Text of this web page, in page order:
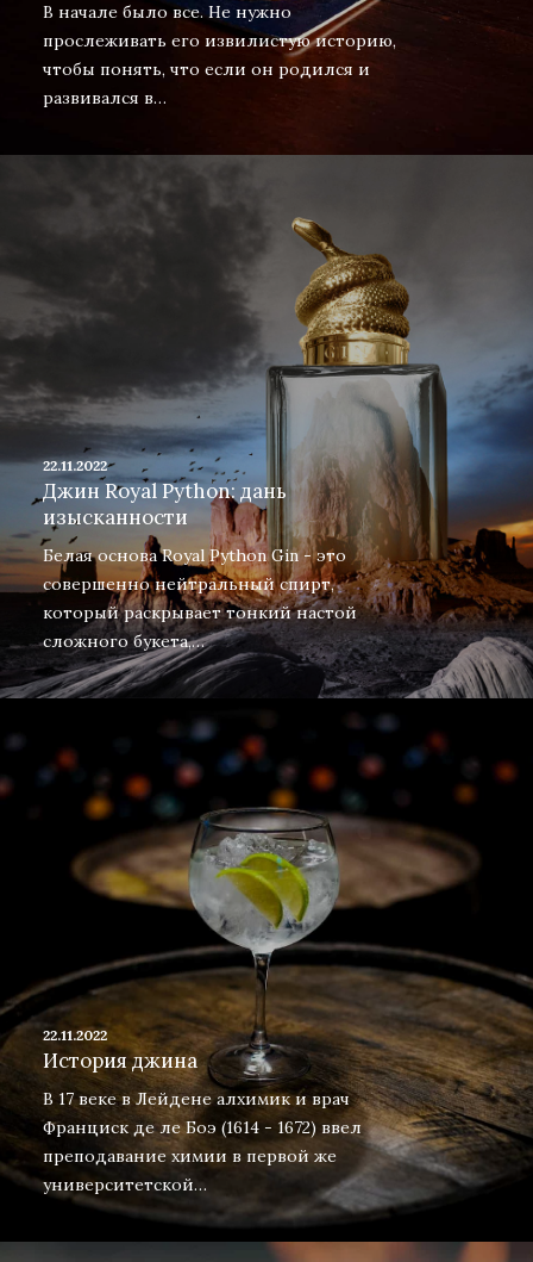
В начале было все. Не нужно
прослеживать его извилистую историю,
чтобы понять, что если он родился и
развивался в…
22.11.2022
Джин Royal Python: дань
изысканности
Белая основа Royal Python Gin - это
совершенно нейтральный спирт,
который раскрывает тонкий настой
сложного букета,…
22.11.2022
История джина
В 17 веке в Лейдене алхимик и врач
Франциск де ле Боэ (1614 - 1672) ввел
преподавание химии в первой же
университетской…